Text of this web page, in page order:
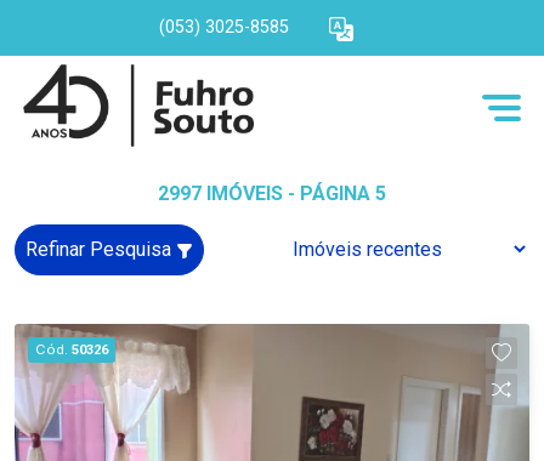
(053) 3025-8585
2997 IMÓVEIS - PÁGINA 5
Refinar Pesquisa
Cód. 50326